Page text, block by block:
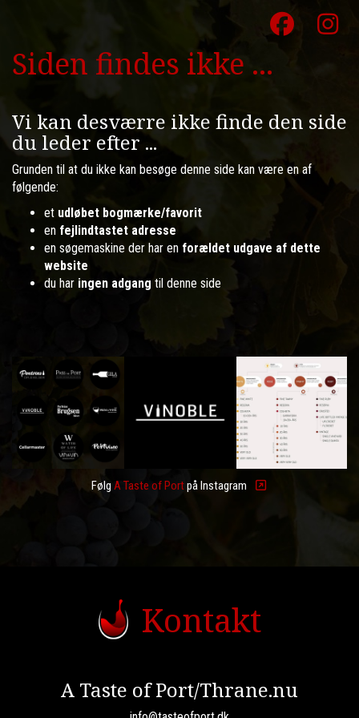
Siden findes ikke ...
Vi kan desværre ikke finde den side
du leder efter ...
Grunden til at du ikke kan besøge denne side kan være en af
følgende:
et udløbet bogmærke/favorit
en fejlindtastet adresse
en søgemaskine der har en forældet udgave af dette
website
du har ingen adgang til denne side
Følg A Taste of Portpå Instagram
Kontakt
A Taste of Port/Thrane.nu